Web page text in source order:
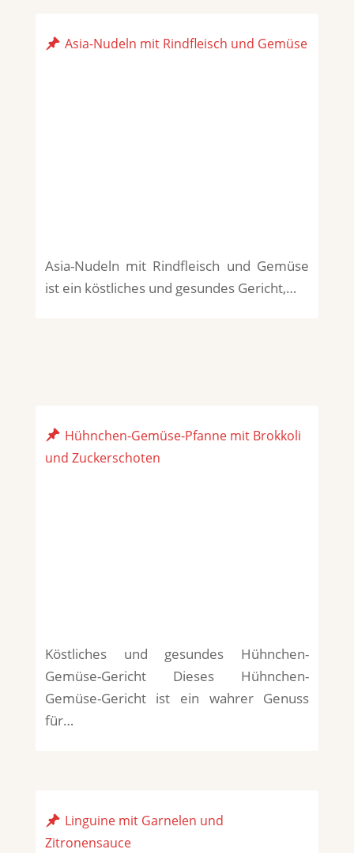
Asia-Nudeln mit Rindfleisch und Gemüse
Asia-Nudeln mit Rindfleisch und Gemüse
ist ein köstliches und gesundes Gericht,…
Hühnchen-Gemüse-Pfanne mit Brokkoli
und Zuckerschoten
Köstliches und gesundes Hühnchen-
Gemüse-Gericht Dieses Hühnchen-
Gemüse-Gericht ist ein wahrer Genuss
für…
Linguine mit Garnelen und
Zitronensauce